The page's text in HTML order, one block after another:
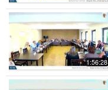
1:56:28